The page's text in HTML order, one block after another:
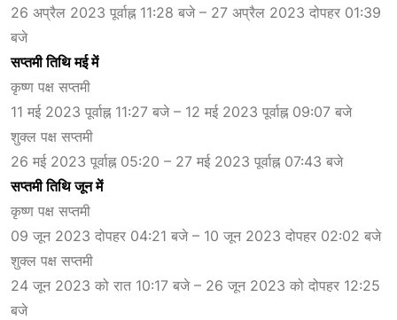
26 अप्रैल 2023 पूर्वाह्न 11:28 बजे – 27 अप्रैल 2023 दोपहर 01:39
बजे
सप्तमी तिथि मई में
कृष्ण पक्ष सप्तमी
11 मई 2023 पूर्वाह्न 11:27 बजे – 12 मई 2023 पूर्वाह्न 09:07 बजे
शुक्ल पक्ष सप्तमी
26 मई 2023 पूर्वाह्न 05:20 – 27 मई 2023 पूर्वाह्न 07:43 बजे
सप्तमी तिथि जून में
कृष्ण पक्ष सप्तमी
09 जून 2023 दोपहर 04:21 बजे – 10 जून 2023 दोपहर 02:02 बजे
शुक्ल पक्ष सप्तमी
24 जून 2023 को रात 10:17 बजे – 26 जून 2023 को दोपहर 12:25
बजे